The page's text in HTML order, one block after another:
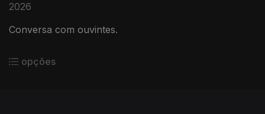
2026
Conversa com ouvintes.
opções